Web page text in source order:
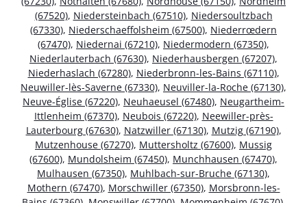
(67520), Niedersteinbach (67510), Niedersoultzbach
(67330), Niederschaeffolsheim (67500), Niederrœdern
(67470), Niedernai (67210), Niedermodern (67350),
Niederlauterbach (67630), Niederhausbergen (67207),
Niederhaslach (67280), Niederbronn-les-Bains (67110),
Neuwiller-lès-Saverne (67330), Neuviller-la-Roche (67130),
Neuve-Église (67220), Neuhaeusel (67480), Neugartheim-
Ittlenheim (67370), Neubois (67220), Neewiller-près-
Lauterbourg (67630), Natzwiller (67130), Mutzig (67190),
Mutzenhouse (67270), Muttersholtz (67600), Mussig
(67600), Mundolsheim (67450), Munchhausen (67470),
Mulhausen (67350), Muhlbach-sur-Bruche (67130),
Mothern (67470), Morschwiller (67350), Morsbronn-les-